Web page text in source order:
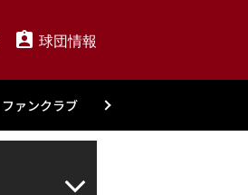
球団情報
ファンクラブ